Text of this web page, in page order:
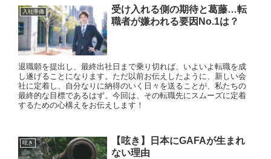
入社準備
受け入れる側の期待と葛藤…転
職者が嫌われる要因No.1は？
退職願を提出し、最終出社日まで乗り切れば、いよいよ転職を成
し遂げることになります。ただ以前お伝えしたように、新しい会
社に定着し、自分なりに納得のいく日々を送ることが、私たちの
最終的な目標であるはず。今回は、その転職先にスムーズに定着
するための心構えをお伝えします！
呟き
【呟き】日本にGAFAが生まれ
ない理由